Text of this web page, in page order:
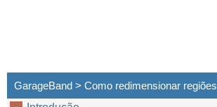
GarageBand > Como redimensionar regiões